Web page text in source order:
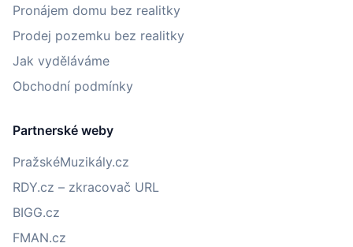
Pronájem domu bez realitky
Prodej pozemku bez realitky
Jak vyděláváme
Obchodní podmínky
Partnerské weby
PražskéMuzikály.cz
RDY.cz – zkracovač URL
BIGG.cz
FMAN.cz